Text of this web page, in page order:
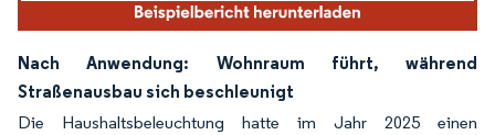
Nach Anwendung: Wohnraum führt, während
Straßenausbau sich beschleunigt
Die Haushaltsbeleuchtung hatte im Jahr 2025 einen